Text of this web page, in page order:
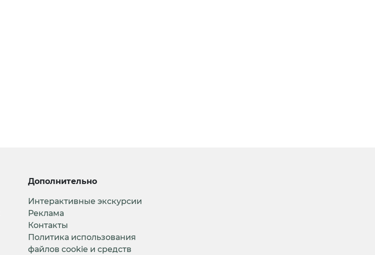
Дополнительно
Интерактивные экскурсии
Реклама
Контакты
Политика использования
файлов cookie и средств